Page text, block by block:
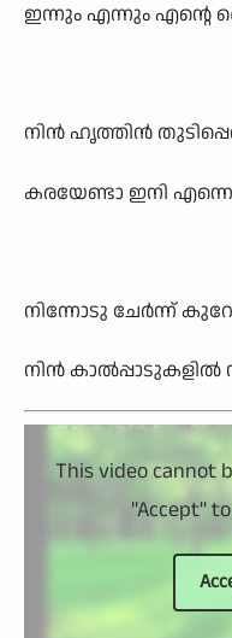
ഇന്നും എന്നും എന്റെ
നിന്‍ ഹൃത്തിന്‍
കരയേണ്ടാ ഇനി
നിന്നോടു ചേര്‍ന്ന്
നിന്‍
This video cannot
"Accept"